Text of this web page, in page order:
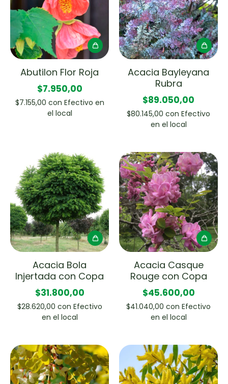
Abutilon Flor Roja
$7.950,00
$7.155,00 con Efectivo en
el local
Acacia Bayleyana
Rubra
$89.050,00
$80.145,00 con Efectivo
en el local
Acacia Bola
Injertada con Copa
$31.800,00
$28.620,00 con Efectivo
en el local
Acacia Casque
Rouge con Copa
$45.600,00
$41.040,00 con Efectivo
en el local